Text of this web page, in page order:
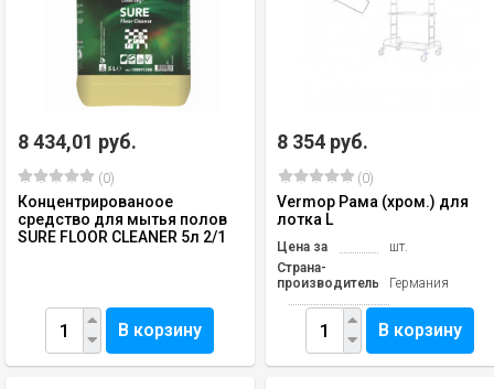
8 434,01 руб.
(0)
Концентрированоое
средство для мытья полов
SURE FLOOR CLEANER 5л 2/1
В корзину
8 354 руб.
(0)
Vermop Рама (хром.) для
лотка L
Цена за
шт.
Страна-
производитель
Германия
В корзину